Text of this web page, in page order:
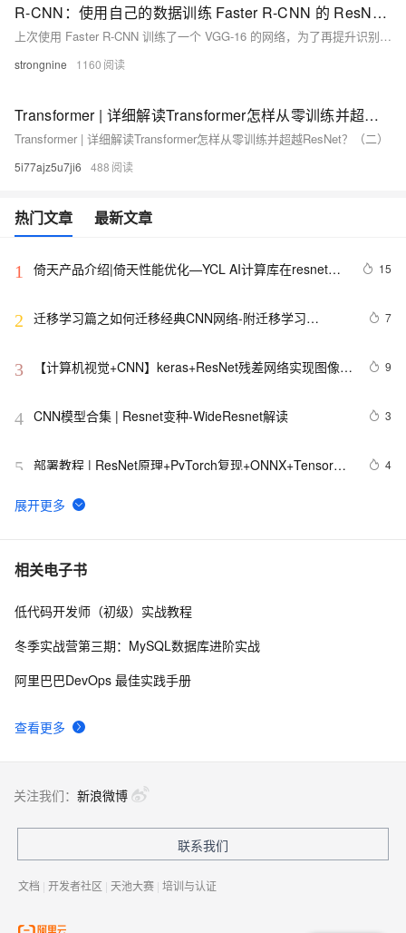
R-CNN：使用自己的数据训练 Faster R-CNN 的 ResNet-50 模型
上次使用 Faster R-CNN 训练了一个 VGG-16 的网络，为了再提升识别的准确率，利用 ResNet 网络在同样的数据上面训练了多一次。
strongnine 1160
Transformer | 详细解读Transformer怎样从零训练并超越ResNet？（二）
Transformer | 详细解读Transformer怎样从零训练并超越ResNet？（二）
5i77ajz5u7ji6 488
热门文章 最新文章
1
倚天产品介绍|倚天性能优化—YCL AI计算库在resnet50
15
2 迁移学习篇之如何迁移经典CNN网络-附迁移学习
法-pytorch
7
3
【计算机视觉+CNN】keras+ResNet残差网络实现图像识
9
4 CNN模型合集 | Resnet变种-WideResnet解读 3
5 部署教程 | ResNet原理+PyTorch复现+ONNX+TensorRT
4
6
鸟类识别系统Python+卷积神经网络算法+深度学习+人工
7 ResNet-RS架构复现--CVPR2021
8 4.2 图像分类基本概念和ResNet设计思想
Connection解读
相关电子书
查看更多
低代码开发师（初级）实战教程
冬季实战营第三期：MySQL数据库进阶实战
阿里巴巴DevOps 最佳实践手册
关注我们： 新浪微博
联系我们
文档 | 开发者社区 | 天池大赛 | 培训与认证